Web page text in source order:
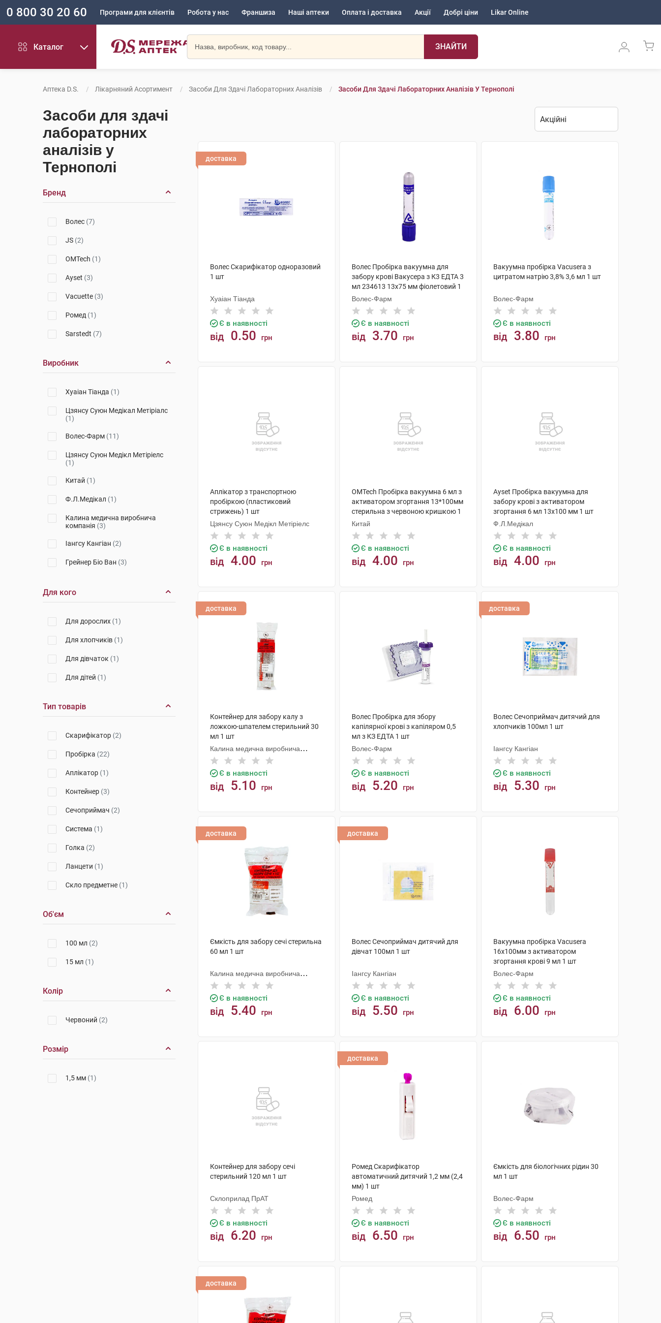
0 800 30 20 60 Програми для клієнтів Робота у нас Франшиза Наші аптеки Оплата і доставка Акції Добрі ціни Likar Online
Каталог ЗНАЙТИ
Аптека D.S. Лікарняний Асортимент Засоби Для Здачі Лабораторних Аналізів Засоби Для Здачі Лабораторних Аналізів У Тернополі
Засоби для здачі
лабораторних
аналізів у
Тернополі
Бренд
Волес (7)
JS (2)
OMTech (1)
Ayset (3)
Vacuette (3)
Ромед (1)
Sarstedt (7)
Виробник
Хуаіан Тіанда (1)
Цзянсу Суюн Медікал Метіріалс
(1)
Волес-Фарм (11)
Цзянсу Суюн Медікл Метіріелс
(1)
Китай (1)
Ф.Л.Медікал (1)
Калина медична виробнича
компанія (3)
Іангсу Кангіан (2)
Грейнер Біо Ван (3)
Сарстедт (8)
Кабе(5)
ЕсСі-Сенгюс Каунтінг
JS Medical Mate
Для кого
Для дорослих (1)
Для хлопчиків (1)
Для дівчаток (1)
Для дітей (1)
Тип товарів
Скарифікатор (2)
Пробірка (22)
Аплікатор (1)
Контейнер (3)
Сечоприймач (2)
Система (1)
Голка (2)
Ланцети (1)
Скло предметне (1)
Об'єм
100 мл (2)
15 мл (1)
Колір
Червоний (2)
Розмір
1,5 мм (1)
доставка
Волес Скарифікатор одноразовий
1 шт
Хуаіан Тіанда
Є в наявності
від 0.50 грн
Волес Пробірка вакуумна для
забору крові Вакусера з К3 ЕДТА 3
мл 234613 13х75 мм фіолетовий 1
шт
Волес-Фарм
Є в наявності
від 3.70 грн
Вакуумна пробірка Vacusera з
цитратом натрію 3,8% 3,6 мл 1 шт
Волес-Фарм
Є в наявності
від 3.80 грн
Аплікатор з транспортною
пробіркою (пластиковий
стрижень) 1 шт
Цзянсу Суюн Медікл Метіріелс
Є в наявності
від 4.00 грн
OMTech Пробірка вакуумна 6 мл з
активатором згортання 13*100мм
стерильна з червоною кришкою 1
шт
Китай
Є в наявності
від 4.00 грн
Ayset Пробірка вакуумна для
забору крові з активатором
згортання 6 мл 13х100 мм 1 шт
Ф.Л.Медікал
Є в наявності
від 4.00 грн
доставка
Контейнер для забору калу з
ложкою-шпателем стерильний 30
мл 1 шт
Калина медична виробнича
компанія
Є в наявності
від 5.10 грн
Волес Пробірка для збору
капілярної крові з капіляром 0,5
мл з КЗ ЕДТА 1 шт
Волес-Фарм
Є в наявності
від 5.20 грн
доставка
Волес Сечоприймач дитячий для
хлопчиків 100мл 1 шт
Іангсу Кангіан
Є в наявності
від 5.30 грн
доставка
Ємкість для забору сечі стерильна
60 мл 1 шт
Калина медична виробнича
компанія
Є в наявності
від 5.40 грн
доставка
Волес Сечоприймач дитячий для
дівчат 100мл 1 шт
Іангсу Кангіан
Є в наявності
від 5.50 грн
Вакуумна пробірка Vacusera
16х100мм з активатором
згортання крові 9 мл 1 шт
Волес-Фарм
Є в наявності
від 6.00 грн
Контейнер для забору сечі
стерильний 120 мл 1 шт
Склоприлад ПрАТ
Є в наявності
від 6.20 грн
доставка
Ромед Скарифікатор
автоматичний дитячий 1,2 мм (2,4
мм) 1 шт
Ромед
Є в наявності
від 6.50 грн
Ємкість для біологічних рідин 30
мл 1 шт
Волес-Фарм
Є в наявності
від 6.50 грн
доставка